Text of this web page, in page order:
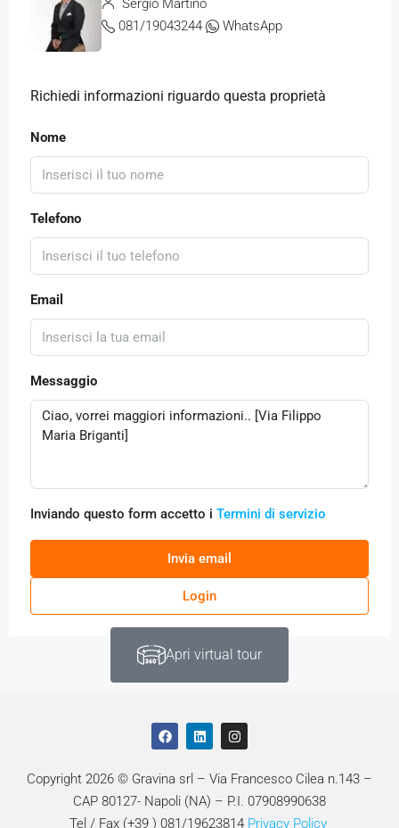
081/19043244
WhatsApp
Richiedi informazioni riguardo questa proprietà
Nome
Telefono
Email
Messaggio
Inviando questo form accetto i Termini di servizio
Invia email
Login
Apri virtual tour
Copyright 2026 © Gravina srl – Via Francesco Cilea n.143 –
CAP 80127- Napoli (NA) – P.I. 07908990638
Tel / Fax (+39 ) 081/19623814 Privacy Policy